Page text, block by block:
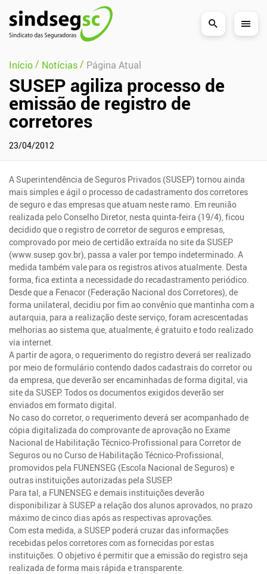
Pular Navegação (s)
Início/ Notícias/ Página Atual
SUSEP agiliza processo de
emissão de registro de
corretores
23/04/2012
A Superintendência de Seguros Privados (SUSEP) tornou ainda
mais simples e ágil o processo de cadastramento dos corretores
de seguro e das empresas que atuam neste ramo. Em reunião
realizada pelo Conselho Diretor, nesta quinta-feira (19/4), ficou
decidido que o registro de corretor de seguros e empresas,
comprovado por meio de certidão extraída no site da SUSEP
(www.susep.gov.br), passa a valer por tempo indeterminado. A
medida também vale para os registros ativos atualmente. Desta
forma, fica extinta a necessidade do recadastramento periódico.
Desde que a Fenacor (Federação Nacional dos Corretores), de
forma unilateral, decidiu por fim ao convênio que mantinha com a
autarquia, para a realização deste serviço, foram acrescentadas
melhorias ao sistema que, atualmente, é gratuito e todo realizado
via internet.
A partir de agora, o requerimento do registro deverá ser realizado
por meio de formulário contendo dados cadastrais do corretor ou
da empresa, que deverão ser encaminhadas de forma digital, via
site da SUSEP. Todos os documentos exigidos deverão ser
enviados em formato digital.
No caso do corretor, o requerimento deverá ser acompanhado de
cópia digitalizada do comprovante de aprovação no Exame
Nacional de Habilitação Técnico-Profissional para Corretor de
Seguros ou no Curso de Habilitação Técnico-Profissional,
promovidos pela FUNENSEG (Escola Nacional de Seguros) e
outras instituições autorizadas pela SUSEP.
Para tal, a FUNENSEG e demais instituições deverão
disponibilizar à SUSEP a relação dos alunos aprovados, no prazo
máximo de cinco dias após as respectivas aprovações.
Com esta medida, a SUSEP poderá cruzar das informações
recebidas pelos corretores com as fornecidas por estas
instituições. O objetivo é permitir que a emissão do registro seja
realizada de forma mais rápida e transparente.